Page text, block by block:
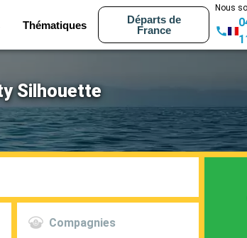
Thématiques
Départs de
France
Nous
Silhouette
Compagnies